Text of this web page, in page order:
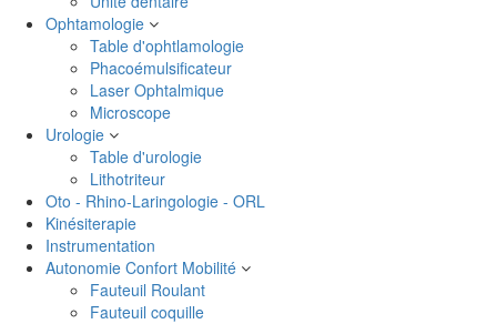
Ophtamologie
Table d'ophtlamologie
Phacoémulsificateur
Laser Ophtalmique
Microscope
Urologie
Table d'urologie
Lithotriteur
Oto - Rhino-Laringologie - ORL
Kinésiterapie
Instrumentation
Autonomie Confort Mobilité
Fauteuil Roulant
Fauteuil coquille